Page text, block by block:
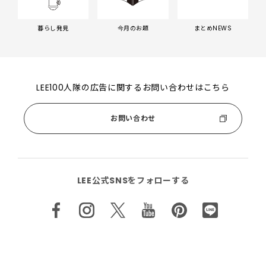
暮らし発見 今月のお題 まとめNEWS
LEE100人隊の広告に関するお問い合わせはこちら
お問い合わせ
LEE公式SNSをフォローする